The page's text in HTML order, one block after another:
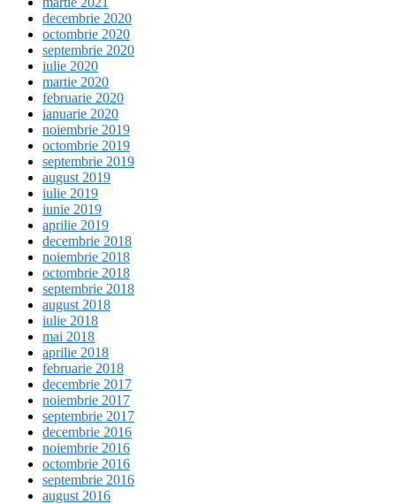
decembrie 2020
octombrie 2020
septembrie 2020
iulie 2020
martie 2020
februarie 2020
ianuarie 2020
noiembrie 2019
octombrie 2019
septembrie 2019
august 2019
iulie 2019
iunie 2019
aprilie 2019
decembrie 2018
noiembrie 2018
octombrie 2018
septembrie 2018
august 2018
iulie 2018
mai 2018
aprilie 2018
februarie 2018
decembrie 2017
noiembrie 2017
septembrie 2017
decembrie 2016
noiembrie 2016
octombrie 2016
septembrie 2016
august 2016